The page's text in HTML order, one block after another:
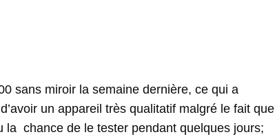
sans miroir la semaine dernière, ce qui a
un appareil très qualitatif malgré le fait que
chance de le tester pendant quelques jours;